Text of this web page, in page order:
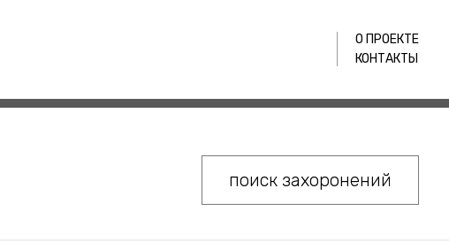
О ПРОЕКТЕ
КОНТАКТЫ
поиск захоронений